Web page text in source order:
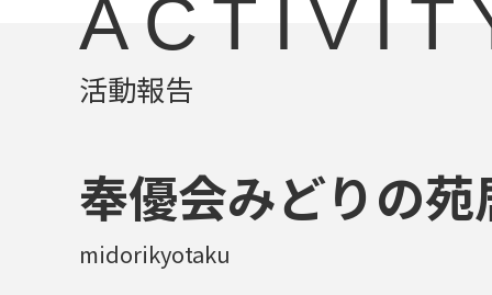
活動報告
奉優会みどりの
midorikyotaku